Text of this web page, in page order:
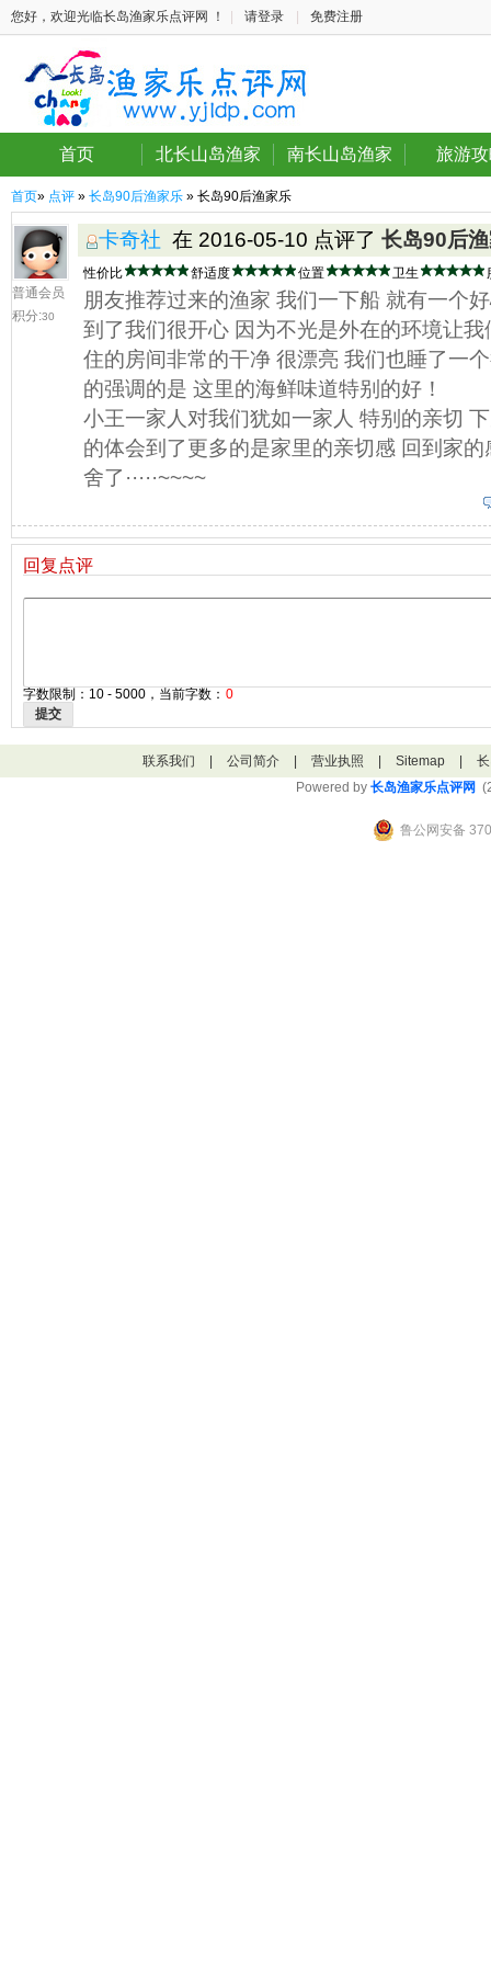
您好，欢迎光临长岛渔家乐点评网 ！ 请登录 免费注册
首页 北长山岛渔家 南长山岛渔家 旅游
首页» 点评 » 长岛90后渔家乐 » 长岛90后渔家乐
普通会员
积分:30
卡奇社 在 2016-05-10 点评了 长岛90后
性价比 舒适度 位置 卫生
朋友推荐过来的渔家 我们一下船 就有一个
到了我们很开心 因为不光是外在的环境让
住的房间非常的干净 很漂亮 我们也睡了一
的强调的是 这里的海鲜味道特别的好！
小王一家人对我们犹如一家人 特别的亲切
的体会到了更多的是家里的亲切感 回到家
舍了·····~~~~
回复点评
字数限制：10 - 5000，当前字数： 0
提交
联系我们 公司简介 营业执照 Sitemap
Powered by 长岛渔家乐点评网
鲁公网安备